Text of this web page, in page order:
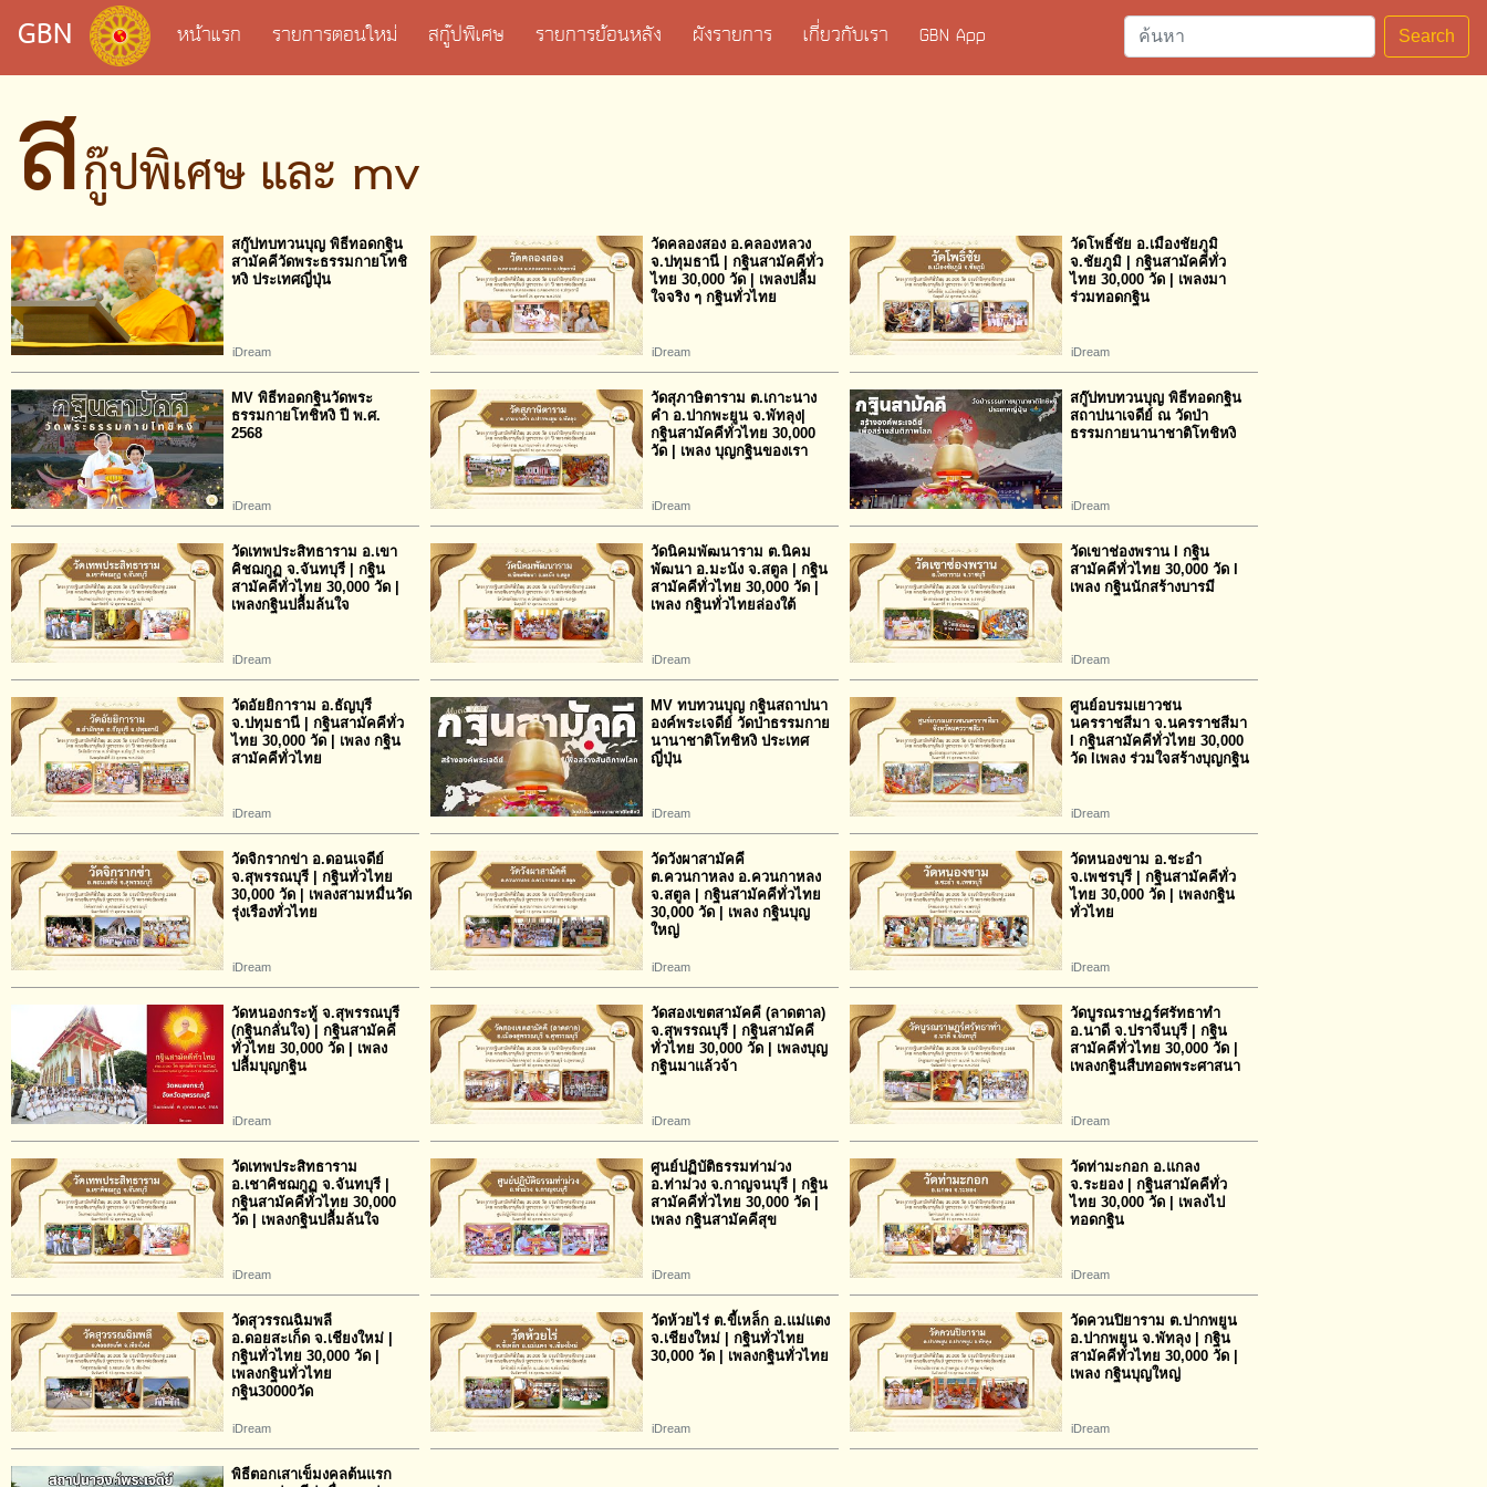
GBN หน้าแรก รายการตอนใหม่ สกู๊ปพิเศษ รายการย้อนหลัง ผังรายการ เกี่ยวกับเรา GBN App Search
สกู๊ปพิเศษ และ mv
สกู๊ปทบทวนบุญ พิธีทอดกฐิน
สามัคคีวัดพระธรรมกายโทชิ
หงิ ประเทศญี่ปุ่น
iDream
วัดคลองสอง อ.คลองหลวง
จ.ปทุมธานี | กฐินสามัคคีทั่ว
ไทย 30,000 วัด | เพลงปลื้ม
ใจจริง ๆ กฐินทั่วไทย
iDream
วัดโพธิ์ชัย อ.เมืองชัยภูมิ
จ.ชัยภูมิ | กฐินสามัคคีทั่ว
ไทย 30,000 วัด | เพลงมา
ร่วมทอดกฐิน
iDream
MV พิธีทอดกฐินวัดพระ
ธรรมกายโทชิหงิ ปี พ.ศ.
2568
iDream
วัดสุภาษิตาราม ต.เกาะนาง
คำ อ.ปากพะยูน จ.พัทลุง|
กฐินสามัคคีทั่วไทย 30,000
วัด | เพลง บุญกฐินของเรา
iDream
สกู๊ปทบทวนบุญ พิธีทอดกฐิน
สถาปนาเจดีย์ ณ วัดป่า
ธรรมกายนานาชาติโทชิหงิ
iDream
วัดเทพประสิทธาราม อ.เขา
คิชฌกูฏ จ.จันทบุรี | กฐิน
สามัคคีทั่วไทย 30,000 วัด |
เพลงกฐินปลื้มล้นใจ
iDream
วัดนิคมพัฒนาราม ต.นิคม
พัฒนา อ.มะนัง จ.สตูล | กฐิน
สามัคคีทั่วไทย 30,000 วัด |
เพลง กฐินทั่วไทยล่องใต้
iDream
วัดเขาช่องพราน l กฐิน
สามัคคีทั่วไทย 30,000 วัด l
เพลง กฐินนักสร้างบารมี
iDream
วัดอัยยิการาม อ.ธัญบุรี
จ.ปทุมธานี | กฐินสามัคคีทั่ว
ไทย 30,000 วัด | เพลง กฐิน
สามัคคีทั่วไทย
iDream
MV ทบทวนบุญ กฐินสถาปนา
องค์พระเจดีย์ วัดป่าธรรมกาย
นานาชาติโทชิหงิ ประเทศ
ญี่ปุ่น
iDream
ศูนย์อบรมเยาวชน
นครราชสีมา จ.นครราชสีมา
l กฐินสามัคคีทั่วไทย 30,000
วัด lเพลง ร่วมใจสร้างบุญกฐิน
iDream
วัดจิกรากข่า อ.ดอนเจดีย์
จ.สุพรรณบุรี | กฐินทั่วไทย
30,000 วัด | เพลงสามหมื่นวัด
รุ่งเรืองทั่วไทย
iDream
วัดวังผาสามัคคี
ต.ควนกาหลง อ.ควนกาหลง
จ.สตูล | กฐินสามัคคีทั่วไทย
30,000 วัด | เพลง กฐินบุญ
ใหญ่
iDream
วัดหนองขาม อ.ชะอำ
จ.เพชรบุรี | กฐินสามัคคีทั่ว
ไทย 30,000 วัด | เพลงกฐิน
ทั่วไทย
iDream
วัดหนองกระทู้ จ.สุพรรณบุรี
(กฐินกลั่นใจ) | กฐินสามัคคี
ทั่วไทย 30,000 วัด | เพลง
ปลื้มบุญกฐิน
iDream
วัดสองเขตสามัคคี (ลาดตาล)
จ.สุพรรณบุรี | กฐินสามัคคี
ทั่วไทย 30,000 วัด | เพลงบุญ
กฐินมาแล้วจ้า
iDream
วัดบูรณราษฎร์ศรัทธาทำ
อ.นาดี จ.ปราจีนบุรี | กฐิน
สามัคคีทั่วไทย 30,000 วัด |
เพลงกฐินสืบทอดพระศาสนา
iDream
วัดเทพประสิทธาราม
อ.เชาคิชฌกูฏ จ.จันทบุรี |
กฐินสามัคคีทั่วไทย 30,000
วัด | เพลงกฐินปลื้มล้นใจ
iDream
ศูนย์ปฏิบัติธรรมท่าม่วง
อ.ท่าม่วง จ.กาญจนบุรี | กฐิน
สามัคคีทั่วไทย 30,000 วัด |
เพลง กฐินสามัคคีสุข
iDream
วัดท่ามะกอก อ.แกลง
จ.ระยอง | กฐินสามัคคีทั่ว
ไทย 30,000 วัด | เพลงไป
ทอดกฐิน
iDream
วัดสุวรรณฉิมพลี
อ.ดอยสะเก็ด จ.เชียงใหม่ |
กฐินทั่วไทย 30,000 วัด |
เพลงกฐินทั่วไทย
กฐิน30000วัด
iDream
วัดห้วยไร่ ต.ขี้เหล็ก อ.แม่แตง
จ.เชียงใหม่ | กฐินทั่วไทย
30,000 วัด | เพลงกฐินทั่วไทย
iDream
วัดควนปิยาราม ต.ปากพยูน
อ.ปากพยูน จ.พัทลุง | กฐิน
สามัคคีทั่วไทย 30,000 วัด |
เพลง กฐินบุญใหญ่
iDream
พิธีตอกเสาเข็มงคลต้นแรก